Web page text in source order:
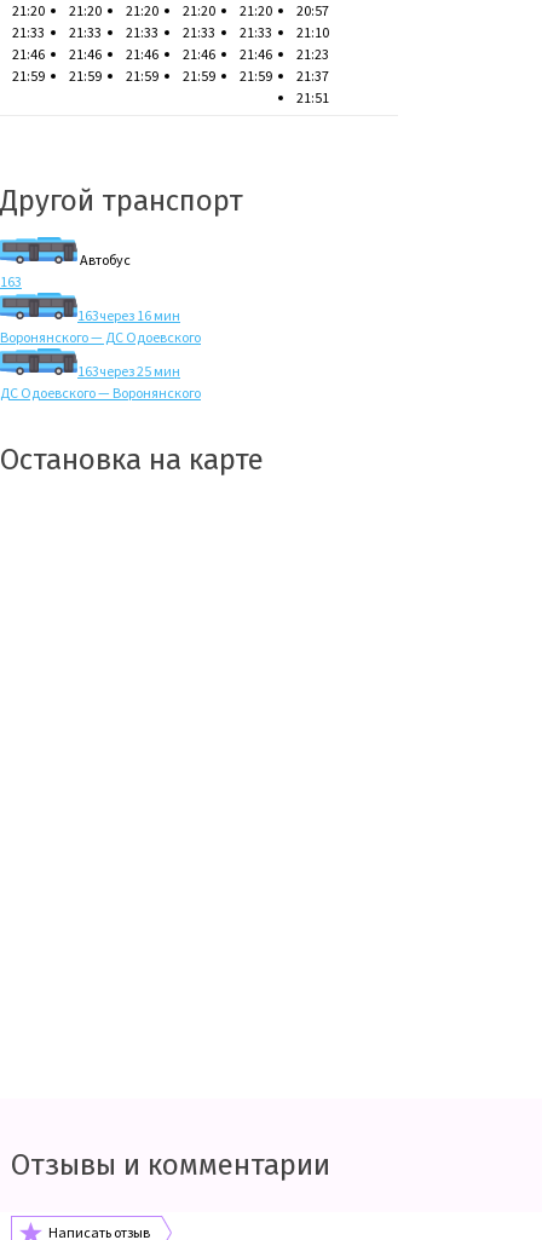
21:20
21:33
21:46
21:59
21:20
21:33
21:46
21:59
21:20
21:33
21:46
21:59
21:20
21:33
21:46
21:59
21:20
21:33
21:46
21:59
20:57
21:10
21:23
21:37
21:51
Другой транспорт
Автобус
163
163через 16 мин
Воронянского — ДС Одоевского
163через 25 мин
ДС Одоевского — Воронянского
Остановка на карте
Отзывы и комментарии
Написать отзыв